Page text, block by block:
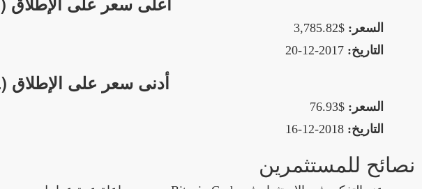
السعر: $3,785.82
التاريخ: 2017-12-20
أدنى سعر على الإطلاق (ATL)
السعر: $76.93
التاريخ: 2018-12-16
نصائح للمستثمرين